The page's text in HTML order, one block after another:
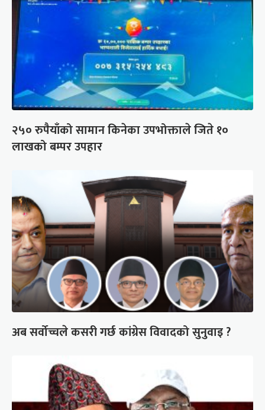
२५० रुपैयाँको सामान किनेका उपभोक्ताले जिते १०
लाखको बम्पर उपहार
अब सर्वोच्चले कसरी गर्छ कांग्रेस विवादको सुनुवाइ ?